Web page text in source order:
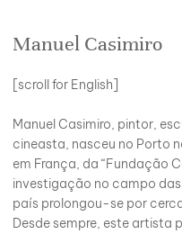
Manuel Casimiro
[scroll for English]
Manuel Casimiro, pintor,
cineasta, nasceu no Porto
em França, da “Fundação
investigação no campo
país prolongou-se por
Desde sempre, este artista